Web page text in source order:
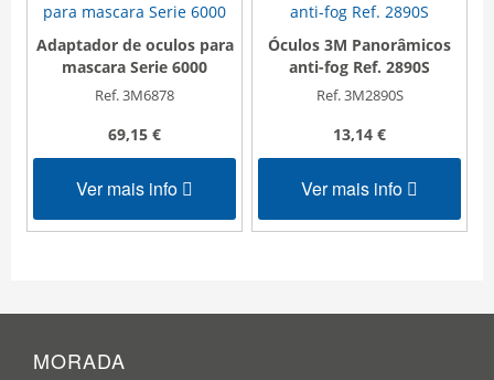
Adaptador de oculos para
mascara Serie 6000
Ref. 3M6878
69,15 €
Ver mais info
Óculos 3M Panorâmicos
anti-fog Ref. 2890S
Ref. 3M2890S
13,14 €
Ver mais info
MORADA